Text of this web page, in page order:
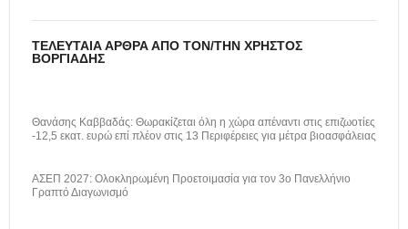
ΤΕΛΕΥΤΑΊΑ ΆΡΘΡΑ ΑΠΌ ΤΟΝ/ΤΗΝ ΧΡΉΣΤΟΣ
ΒΟΡΓΙΆΔΗΣ
Θανάσης Καββαδάς: Θωρακίζεται όλη η χώρα απέναντι στις επιζωοτίες
-12,5 εκατ. ευρώ επί πλέον στις 13 Περιφέρειες για μέτρα βιοασφάλειας
ΑΣΕΠ 2027: Ολοκληρωμένη Προετοιμασία για τον 3ο Πανελλήνιο
Γραπτό Διαγωνισμό